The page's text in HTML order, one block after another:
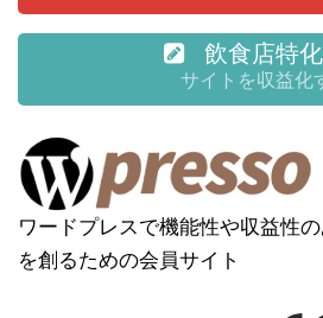
飲食店特
サイトを収益化
ワードプレスで機能性や収益性
を創るための会員サイト